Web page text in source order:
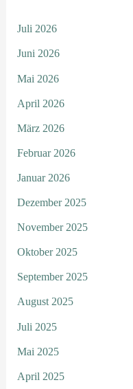
Juli 2026
Juni 2026
Mai 2026
April 2026
März 2026
Februar 2026
Januar 2026
Dezember 2025
November 2025
Oktober 2025
September 2025
August 2025
Juli 2025
Mai 2025
April 2025